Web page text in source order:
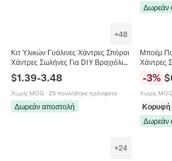
Δωρεάν
+48
Κιτ Υλικών Γυάλινες Χάντρες Σπόροι
Χάντρες Σωλήνες Για DIY Βραχιόλι
Κολιέ Κατασκευή Κοσμημάτων
Χειροποίητο Σετ Πολύχρωμες
Γυάλινες Χάντρες
$1.39-3.48
Χωρίς MOQ · 25 πουλήθηκε πρόσφατα
Δωρεάν αποστολή
Μποέμ
Χάντρες
-3% $
Χωρίς MOQ
Κορυφή
Δωρεάν
+24